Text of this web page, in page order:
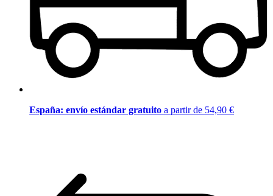
España: envío estándar gratuito a partir de 54,90 €